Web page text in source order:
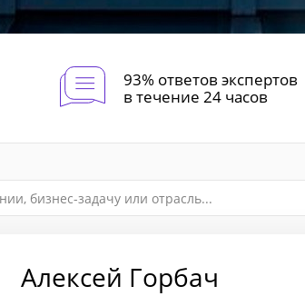
93% ответов экспертов
в течение 24 часов
Алексей Горбач